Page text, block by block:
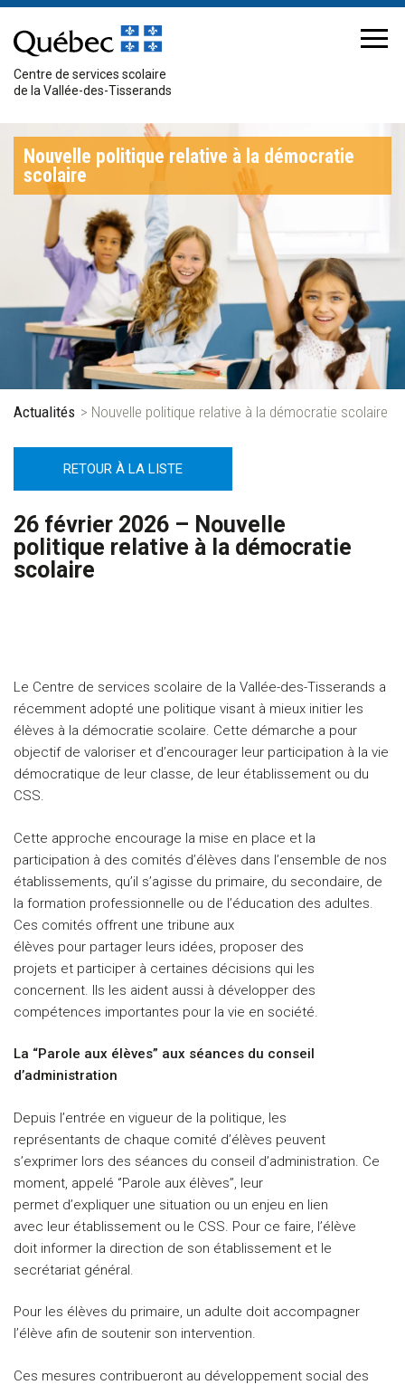
Passer
contenu
Centre de services scolaire
de la Vallée-des-Tisserands
Chercher
Nouvelle politique relative à la démocratie
scolaire
Actualités > Nouvelle politique relative à la démocratie scolaire
RETOUR À LA LISTE
26 février 2026 – Nouvelle
politique relative à la démocratie
scolaire
Le Centre de services scolaire de la Vallée-des-Tisserands a
récemment adopté une politique visant à mieux initier les
élèves à la démocratie scolaire. Cette démarche a pour
objectif de valoriser et d’encourager leur participation à la vie
démocratique de leur classe, de leur établissement ou du
CSS.
Cette approche encourage la mise en place et la
participation à des comités d’élèves dans l’ensemble de nos
établissements, qu’il s’agisse du primaire, du secondaire, de
la formation professionnelle ou de l’éducation des adultes.
Ces comités offrent une tribune aux
élèves pour partager leurs idées, proposer des
projets et participer à certaines décisions qui les
concernent. Ils les aident aussi à développer des
compétences importantes pour la vie en société.
La “Parole aux élèves” aux séances du conseil
d’administration
Depuis l’entrée en vigueur de la politique, les
représentants de chaque comité d’élèves peuvent
s’exprimer lors des séances du conseil d’administration. Ce
moment, appelé ‘’Parole aux élèves’’, leur
permet d’expliquer une situation ou un enjeu en lien
avec leur établissement ou le CSS. Pour ce faire, l’élève
doit informer la direction de son établissement et le
secrétariat général.
Pour les élèves du primaire, un adulte doit accompagner
l’élève afin de soutenir son intervention.
Ces mesures contribueront au développement social des